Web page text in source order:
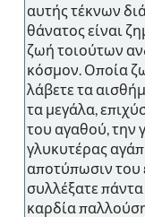
αυτής τέκνων
θάνατος είναι
ζωή τοιούτων
κόσμον. Οποία
λάβετε τα
τα μεγάλα,
του αγαθού, την
γλυκυτέρας
αποτύπωσιν του
συλλέξατε
καρδία